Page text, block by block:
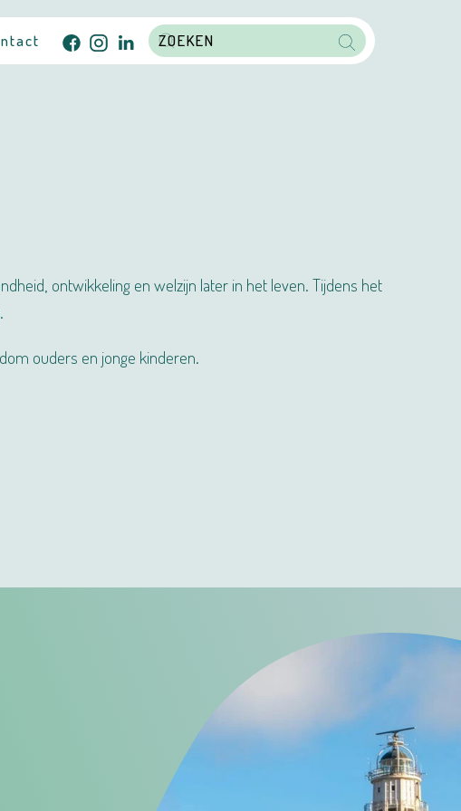
ontwikkeling en welzijn later in het leven. Tijdens het
ouders en jonge kinderen.